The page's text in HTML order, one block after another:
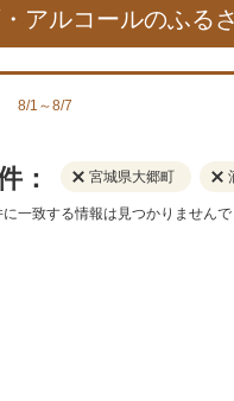
アルコールのふる
8/1～8/7
： 宮城県大郷町
一致する情報は見つかりませんで